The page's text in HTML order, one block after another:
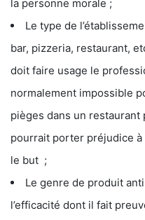
la personne morale ;
Le type de
bar, pizzeria, restaurant,
doit faire usage le
normalement impossible
pièges dans un restaurant
pourrait porter préjudice à
le but ;
Le genre de produit
l’efficacité dont il fait